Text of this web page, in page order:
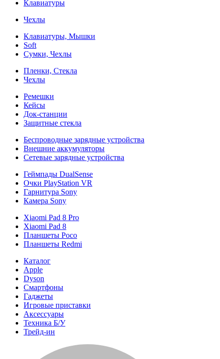
Клавиатуры
Чехлы
Клавиатуры, Мышки
Soft
Сумки, Чехлы
Пленки, Стекла
Чехлы
Ремешки
Кейсы
Док-станции
Защитные стекла
Беспроводные зарядные устройства
Внешние аккумуляторы
Сетевые зарядные устройства
Геймпады DualSense
Очки PlayStation VR
Гарнитура Sony
Камера Sony
Xiaomi Pad 8 Pro
Xiaomi Pad 8
Планшеты Poco
Планшеты Redmi
Каталог
Apple
Dyson
Смартфоны
Гаджеты
Игровые приставки
Аксессуары
Техника Б/У
Трейд-ин